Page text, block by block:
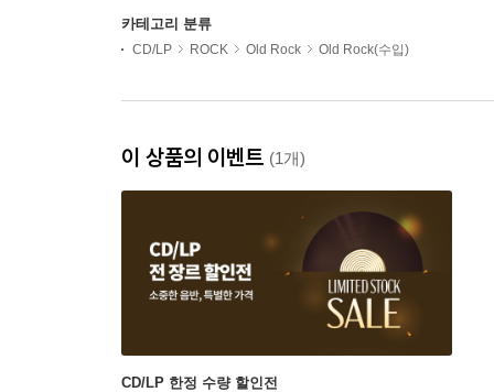
카테고리 분류
CD/LP ROCK Old Rock Old Rock(수입)
이 상품의 이벤트 (1개)
CD/LP 한정 수량 할인전